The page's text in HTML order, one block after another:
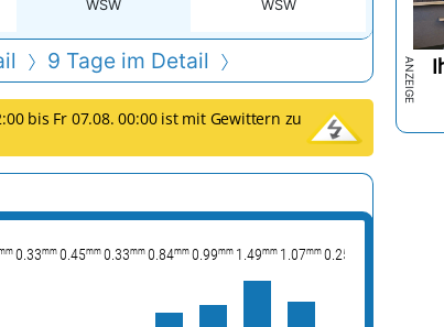
WSW
WSW
9 Tage im Detail
bis Fr 07.08. 00:00 ist mit Gewittern zu
0.33mm 0.45mm 0.33mm 0.84mm 0.99mm 1.49mm 1.07mm 0.25